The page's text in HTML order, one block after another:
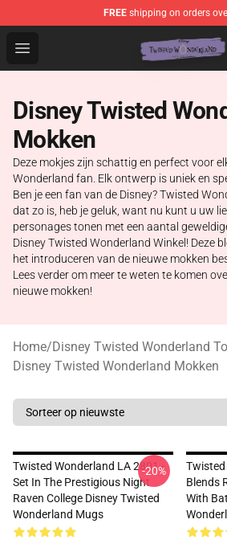
FREE shipping on orders
Open menu
Twisted Wonderland Store -
Disney Twisted
Mokken
Deze mokjes zijn schattig en perfect voor
Wonderland fan. Elk ontwerp is uniek en
Ben je een fan van de Disney? Twisted
dat zo is, heb je geluk, want nu kunt u uw
personages tonen met een aantal
Disney Twisted Wonderland Winkel! Deze
het introduceren van de nieuwe mokken
Lees verder om meer te weten te komen
nieuwe mokken!
Home/Disney Twisted Wonderland
Disney Twisted Wonderland Mokken
Twisted Wonderland LA 2801 -
Set In The Prestigious Night
Raven College Disney Twisted
Wonderland Mugs
-20%
Twisted
Blends
With